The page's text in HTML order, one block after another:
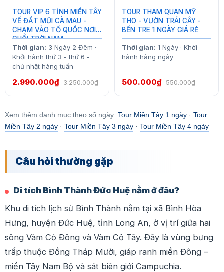
TOUR VIP 6 TỈNH MIỀN TÂY
VỀ ĐẤT MŨI CÀ MAU -
CHẠM VÀO TỔ QUỐC NƠI
CUỐI TRỜI NAM
Thời gian: 3 Ngày 2 Đêm ·
Khởi hành thứ 3 - thứ 6 -
chủ nhật hàng tuần
2.990.000₫ 3.250.000₫
TOUR THAM QUAN MỸ
THO - VƯỜN TRÁI CÂY -
BẾN TRE 1 NGÀY GIÁ RẺ
Thời gian: 1 Ngày · Khởi
hành hàng ngày
500.000₫ 550.000₫
Xem thêm danh mục theo số ngày: Tour Miền Tây 1 ngày · Tour
Miền Tây 2 ngày · Tour Miền Tây 3 ngày · Tour Miền Tây 4 ngày
Câu hỏi thường gặp
Di tích Bình Thành Đức Huệ nằm ở đâu?
Khu di tích lịch sử Bình Thành nằm tại xã Bình Hòa
Hưng, huyện Đức Huệ, tỉnh Long An, ở vị trí giữa hai
sông Vàm Cỏ Đông và Vàm Cỏ Tây. Đây là vùng bưng
trấp thuộc Đồng Tháp Mười, giáp ranh miền Đông –
miền Tây Nam Bộ và sát biên giới Campuchia.